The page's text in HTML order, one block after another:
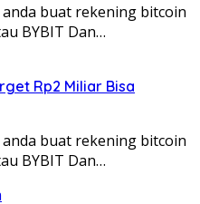
buat rekening bitcoin
BYBIT Dan…
Rp2 Miliar Bisa
buat rekening bitcoin
BYBIT Dan…